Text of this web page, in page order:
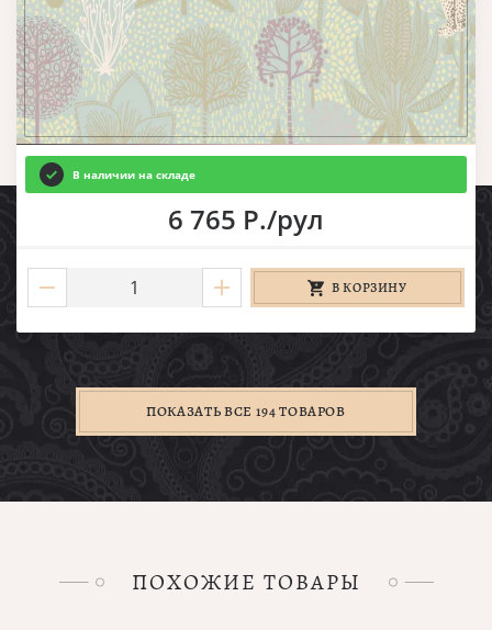
В наличии на складе
6 765 Р./рул
В КОРЗИНУ
ПОКАЗАТЬ ВСЕ 194 ТОВАРОВ
ПОХОЖИЕ ТОВАРЫ